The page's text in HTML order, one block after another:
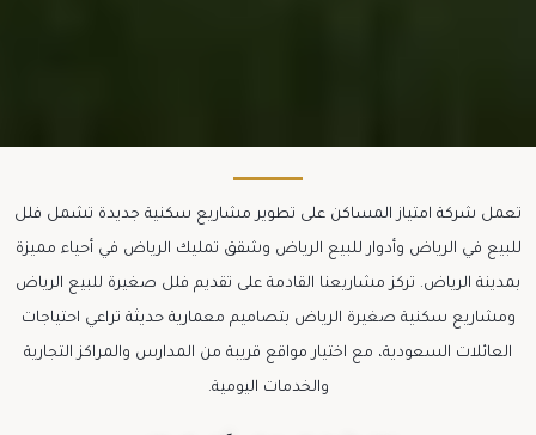
تعمل شركة امتياز المساكن على تطوير مشاريع سكنية جديدة تشمل فلل
للبيع في الرياض وأدوار للبيع الرياض وشقق تمليك الرياض في أحياء مميزة
بمدينة الرياض. تركز مشاريعنا القادمة على تقديم فلل صغيرة للبيع الرياض
ومشاريع سكنية صغيرة الرياض بتصاميم معمارية حديثة تراعي احتياجات
العائلات السعودية، مع اختيار مواقع قريبة من المدارس والمراكز التجارية
والخدمات اليومية.